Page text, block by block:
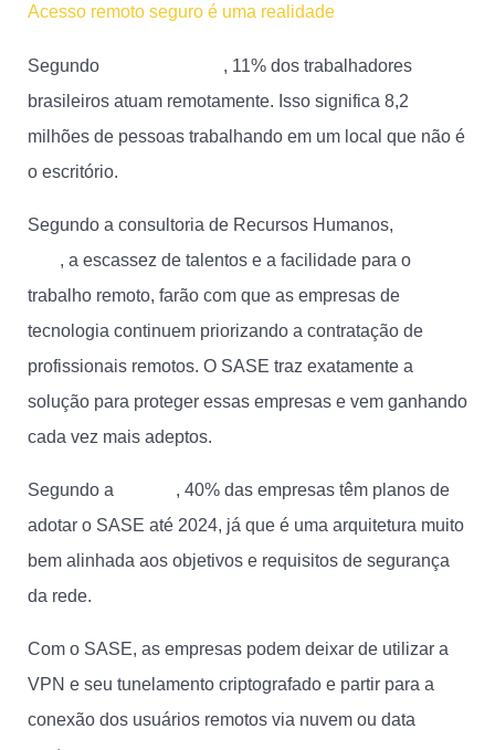
Acesso remoto seguro é uma realidade
Segundo
, 11% dos trabalhadores
brasileiros atuam remotamente. Isso significa 8,2
milhões de pessoas trabalhando em um local que não é
o escritório.
Segundo a consultoria de Recursos Humanos,
, a escassez de talentos e a facilidade para o
trabalho remoto, farão com que as empresas de
tecnologia continuem priorizando a contratação de
profissionais remotos. O SASE traz exatamente a
solução para proteger essas empresas e vem ganhando
cada vez mais adeptos.
Segundo a
, 40% das empresas têm planos de
adotar o SASE até 2024, já que é uma arquitetura muito
bem alinhada aos objetivos e requisitos de segurança
da rede.
Com o SASE, as empresas podem deixar de utilizar a
VPN e seu tunelamento criptografado e partir para a
conexão dos usuários remotos via nuvem ou data